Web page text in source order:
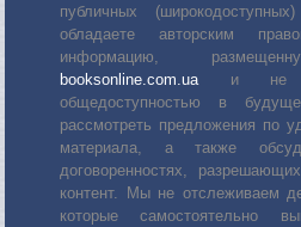
публичных
обладаете авторским
информацию,
booksonline.com.uaи не
общедоступностью в
рассмотреть предложения по
материала, а также
договоренностях,
контент. Мы не отслеживаем
которые самостоятельно